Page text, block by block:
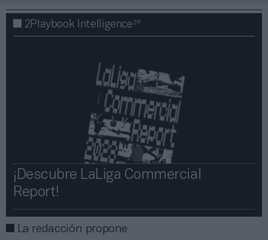
2Playbook Intelligence2P
¡Descubre LaLiga Commercial
Report!​​
La redacción propone